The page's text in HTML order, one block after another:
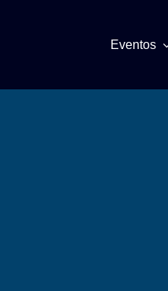
Eventos